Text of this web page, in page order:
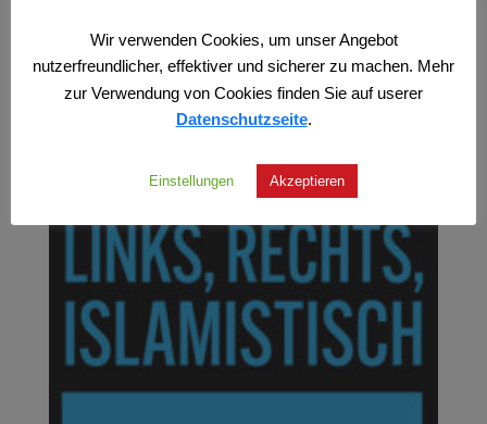
Wir verwenden Cookies, um unser Angebot
nutzerfreundlicher, effektiver und sicherer zu machen. Mehr
zur Verwendung von Cookies finden Sie auf userer
Datenschutzseite.
Einstellungen Akzeptieren